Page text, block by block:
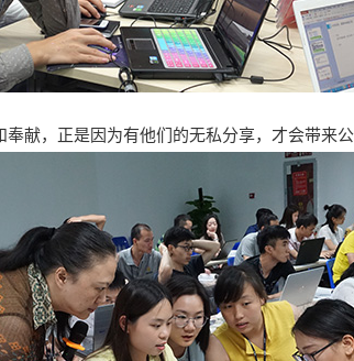
献，正是因为有他们的无私分享，才会带来公